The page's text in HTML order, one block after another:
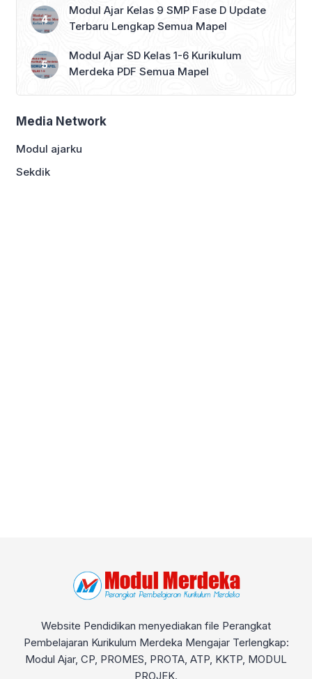
Modul Ajar Kelas 9 SMP Fase D Update
Terbaru Lengkap Semua Mapel
Modul Ajar SD Kelas 1-6 Kurikulum
Merdeka PDF Semua Mapel
Media Network
Modul ajarku
Sekdik
Website Pendidikan menyediakan file Perangkat
Pembelajaran Kurikulum Merdeka Mengajar Terlengkap:
Modul Ajar, CP, PROMES, PROTA, ATP, KKTP, MODUL
PROJEK.